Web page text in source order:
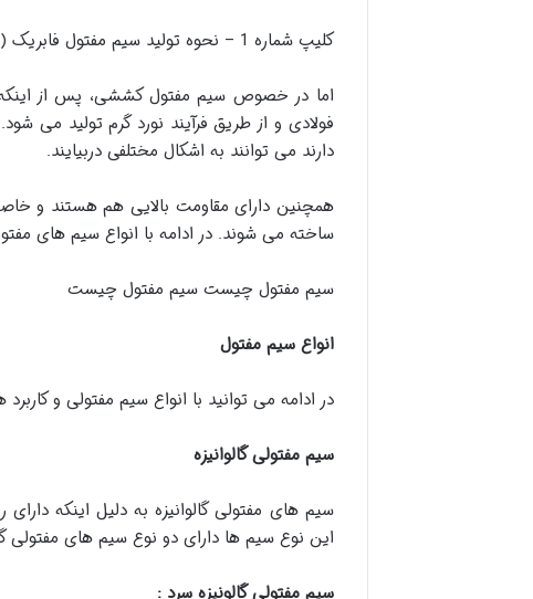
کلیپ شماره 1 – نحوه تولید سیم مفتول فابریک ()
فولادی و از طریق فرآیند نورد گرم تولید می
دارند می توانند به اشکال مختلفی دربیایند.
همچنین دارای مقاومت بالایی هم هستند و
ساخته می شوند. در ادامه با انواع سیم های
سیم مفتول چیست سیم مفتول چیست
انواع سیم مفتول
در ادامه می توانید با انواع سیم مفتولی و
سیم مفتولی گالوانیزه
سیم های مفتولی گالوانیزه به دلیل اینکه
این نوع سیم ها دارای دو نوع سیم های مفتولی
سیم مفتولی گالونیزه سرد :